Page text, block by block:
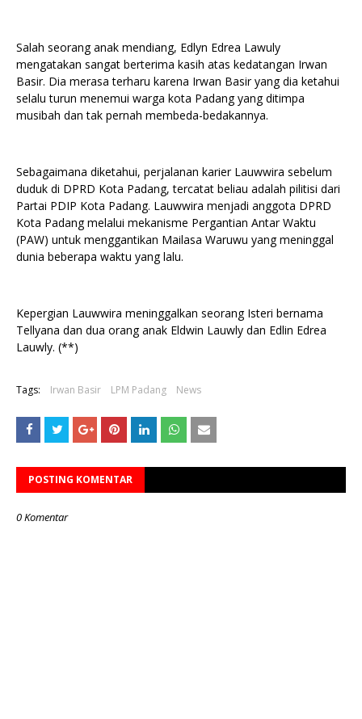
Salah seorang anak mendiang, Edlyn Edrea Lawuly
mengatakan sangat berterima kasih atas kedatangan Irwan
Basir. Dia merasa terharu karena Irwan Basir yang dia ketahui
selalu turun menemui warga kota Padang yang ditimpa
musibah dan tak pernah membeda-bedakannya.
Sebagaimana diketahui, perjalanan karier Lauwwira sebelum
duduk di DPRD Kota Padang, tercatat beliau adalah pilitisi dari
Partai PDIP Kota Padang. Lauwwira menjadi anggota DPRD
Kota Padang melalui mekanisme Pergantian Antar Waktu
(PAW) untuk menggantikan Mailasa Waruwu yang meninggal
dunia beberapa waktu yang lalu.
Kepergian Lauwwira meninggalkan seorang Isteri bernama
Tellyana dan dua orang anak Eldwin Lauwly dan Edlin Edrea
Lauwly. (**)
Tags: Irwan Basir LPM Padang News
POSTING KOMENTAR
0 Komentar